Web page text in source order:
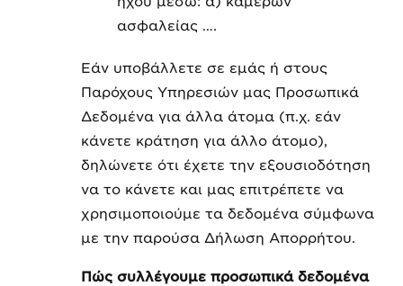
ασφαλείας ….
Εάν υποβάλλετε σε εμάς ή στους
Παρόχους Υπηρεσιών μας Προσωπικά
Δεδομένα για άλλα άτομα (π.χ. εάν
κάνετε κράτηση για άλλο άτομο),
δηλώνετε ότι έχετε την εξουσιοδότηση
να το κάνετε και μας επιτρέπετε να
χρησιμοποιούμε τα δεδομένα σύμφωνα
με την παρούσα Δήλωση Απορρήτου.
Πώς συλλέγουμε προσωπικά δεδομένα